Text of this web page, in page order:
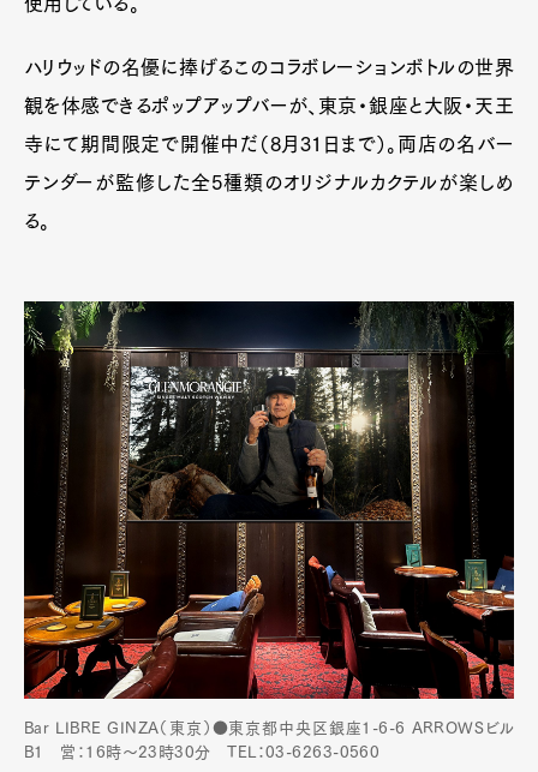
ハリウッドの名優に捧げるこのコラボレーションボトルの世界
観を体感できるポップアップバーが、東京・銀座と大阪・天王
寺にて期間限定で開催中だ（8月31日まで）。両店の名バー
テンダーが監修した全5種類のオリジナルカクテルが楽しめ
る。
Bar LIBRE GINZA（東京）●東京都中央区銀座1-6-6 ARROWSビル
B1 営：16時～23時30分 TEL：03-6263-0560